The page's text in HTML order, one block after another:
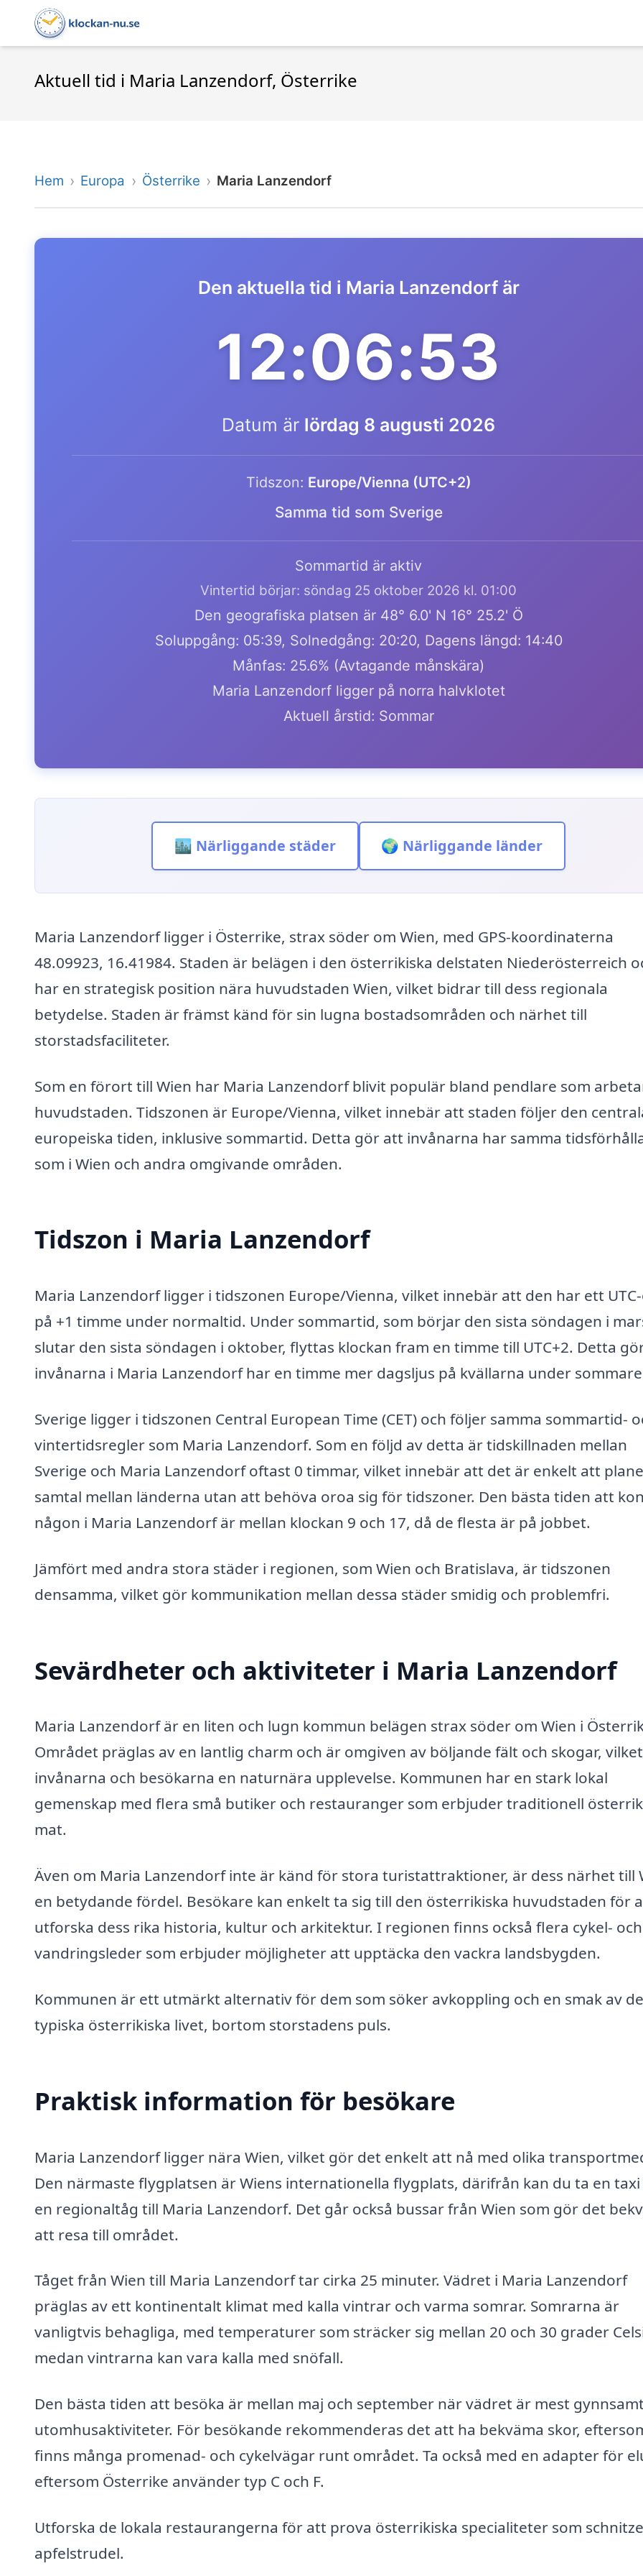
Aktuell tid i Maria Lanzendorf, Österrike
Hem Europa Österrike Maria Lanzendorf
Den aktuella tid i Maria Lanzendorf är
12:06:53
Datum är lördag 8 augusti 2026
Tidszon: Europe/Vienna (UTC+2)
Samma tid som Sverige
Sommartid är aktiv
Vintertid börjar: söndag 25 oktober 2026 kl. 01:00
Den geografiska platsen är 48° 6.0' N 16° 25.2' Ö
Soluppgång: 05:39, Solnedgång: 20:20, Dagens längd: 14:40
Månfas: 25.6% (Avtagande månskära)
Maria Lanzendorf ligger på norra halvklotet
Aktuell årstid: Sommar
🏙️ Närliggande städer 🌍 Närliggande länder
Maria Lanzendorf ligger i Österrike, strax söder om Wien, med GPS-koordinaterna
48.09923, 16.41984. Staden är belägen i den österrikiska delstaten Niederösterreich
har en strategisk position nära huvudstaden Wien, vilket bidrar till dess regionala
betydelse. Staden är främst känd för sin lugna bostadsområden och närhet till
storstadsfaciliteter.
Som en förort till Wien har Maria Lanzendorf blivit populär bland pendlare som
huvudstaden. Tidszonen är Europe/Vienna, vilket innebär att staden följer den
europeiska tiden, inklusive sommartid. Detta gör att invånarna har samma
som i Wien och andra omgivande områden.
Tidszon i Maria Lanzendorf
Maria Lanzendorf ligger i tidszonen Europe/Vienna, vilket innebär att den har ett
på +1 timme under normaltid. Under sommartid, som börjar den sista söndagen i
slutar den sista söndagen i oktober, flyttas klockan fram en timme till UTC+2. Detta
invånarna i Maria Lanzendorf har en timme mer dagsljus på kvällarna under
Sverige ligger i tidszonen Central European Time (CET) och följer samma sommartid-
vintertidsregler som Maria Lanzendorf. Som en följd av detta är tidskillnaden mellan
Sverige och Maria Lanzendorf oftast 0 timmar, vilket innebär att det är enkelt att
samtal mellan länderna utan att behöva oroa sig för tidszoner. Den bästa tiden att
någon i Maria Lanzendorf är mellan klockan 9 och 17, då de flesta är på jobbet.
Jämfört med andra stora städer i regionen, som Wien och Bratislava, är tidszonen
densamma, vilket gör kommunikation mellan dessa städer smidig och problemfri.
Sevärdheter och aktiviteter i Maria Lanzendorf
Maria Lanzendorf är en liten och lugn kommun belägen strax söder om Wien i
Området präglas av en lantlig charm och är omgiven av böljande fält och skogar,
invånarna och besökarna en naturnära upplevelse. Kommunen har en stark lokal
gemenskap med flera små butiker och restauranger som erbjuder traditionell
mat.
Även om Maria Lanzendorf inte är känd för stora turistattraktioner, är dess närhet till
en betydande fördel. Besökare kan enkelt ta sig till den österrikiska huvudstaden för
utforska dess rika historia, kultur och arkitektur. I regionen finns också flera cykel- och
vandringsleder som erbjuder möjligheter att upptäcka den vackra landsbygden.
Kommunen är ett utmärkt alternativ för dem som söker avkoppling och en smak av
typiska österrikiska livet, bortom storstadens puls.
Praktisk information för besökare
Maria Lanzendorf ligger nära Wien, vilket gör det enkelt att nå med olika
Den närmaste flygplatsen är Wiens internationella flygplats, därifrån kan du ta en
en regionaltåg till Maria Lanzendorf. Det går också bussar från Wien som gör det
att resa till området.
Tåget från Wien till Maria Lanzendorf tar cirka 25 minuter. Vädret i Maria Lanzendorf
präglas av ett kontinentalt klimat med kalla vintrar och varma somrar. Somrarna är
vanligtvis behagliga, med temperaturer som sträcker sig mellan 20 och 30 grader
medan vintrarna kan vara kalla med snöfall.
Den bästa tiden att besöka är mellan maj och september när vädret är mest
utomhusaktiviteter. För besökande rekommenderas det att ha bekväma skor,
finns många promenad- och cykelvägar runt området. Ta också med en adapter för
eftersom Österrike använder typ C och F.
Utforska de lokala restaurangerna för att prova österrikiska specialiteter som
apfelstrudel.